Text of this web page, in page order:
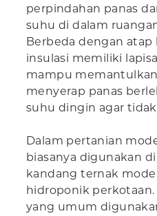
perpindahan panas
suhu di dalam
Berbeda dengan atap
insulasi memiliki
mampu
menyerap panas
suhu dingin agar
Dalam pertanian
biasanya digunakan
kandang ternak
hidroponik perkotaan.
yang umum